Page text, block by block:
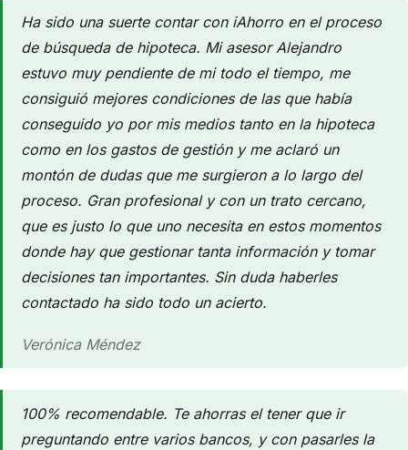
Ha sido una suerte contar con iAhorro en el proceso
de búsqueda de hipoteca. Mi asesor Alejandro
estuvo muy pendiente de mi todo el tiempo, me
consiguió mejores condiciones de las que había
conseguido yo por mis medios tanto en la hipoteca
como en los gastos de gestión y me aclaró un
montón de dudas que me surgieron a lo largo del
proceso. Gran profesional y con un trato cercano,
que es justo lo que uno necesita en estos momentos
donde hay que gestionar tanta información y tomar
decisiones tan importantes. Sin duda haberles
contactado ha sido todo un acierto.
Verónica Méndez
100% recomendable. Te ahorras el tener que ir
preguntando entre varios bancos, y con pasarles la